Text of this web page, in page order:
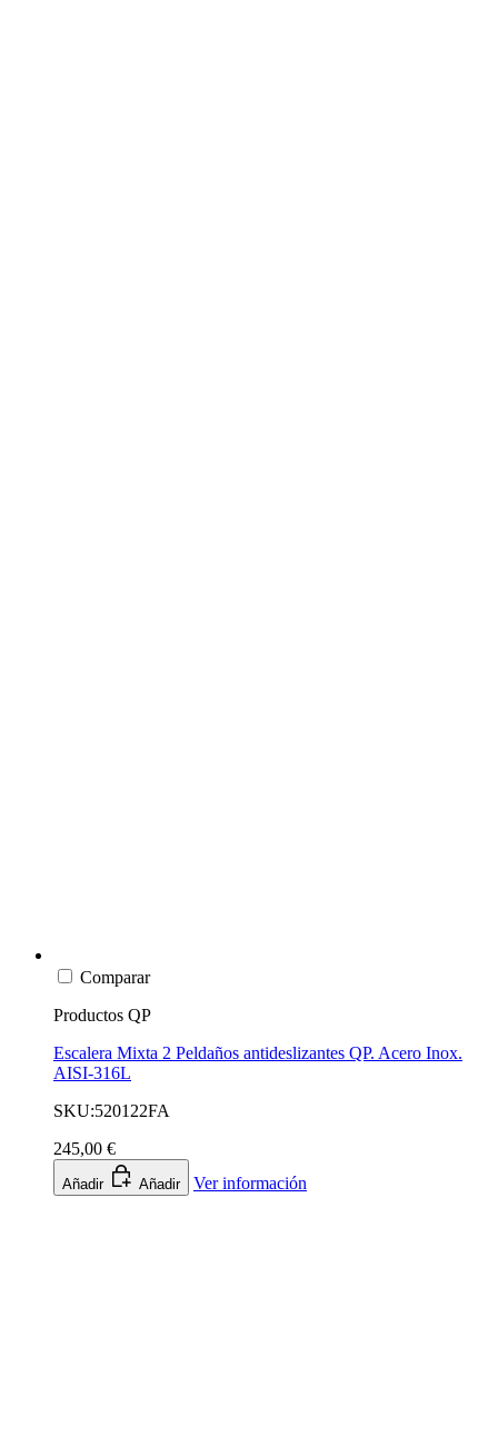
Comparar
Productos QP
Escalera Mixta 2 Peldaños antideslizantes QP. Acero Inox.
AISI-316L
SKU:520122FA
245,00 €
Añadir Añadir Ver información